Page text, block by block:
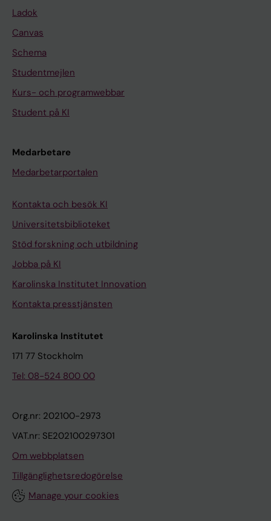
Ladok
Canvas
Schema
Studentmejlen
Kurs- och programwebbar
Student på KI
Medarbetare
Medarbetarportalen
Kontakta och besök KI
Universitetsbiblioteket
Stöd forskning och utbildning
Jobba på KI
Karolinska Institutet Innovation
Kontakta presstjänsten
Karolinska Institutet
171 77 Stockholm
Tel: 08-524 800 00
Org.nr: 202100-2973
VAT.nr: SE202100297301
Om webbplatsen
Tillgänglighetsredogörelse
Manage your cookies